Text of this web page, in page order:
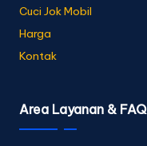
Cuci Jok Mobil
Harga
Kontak
Area Layanan & FAQ